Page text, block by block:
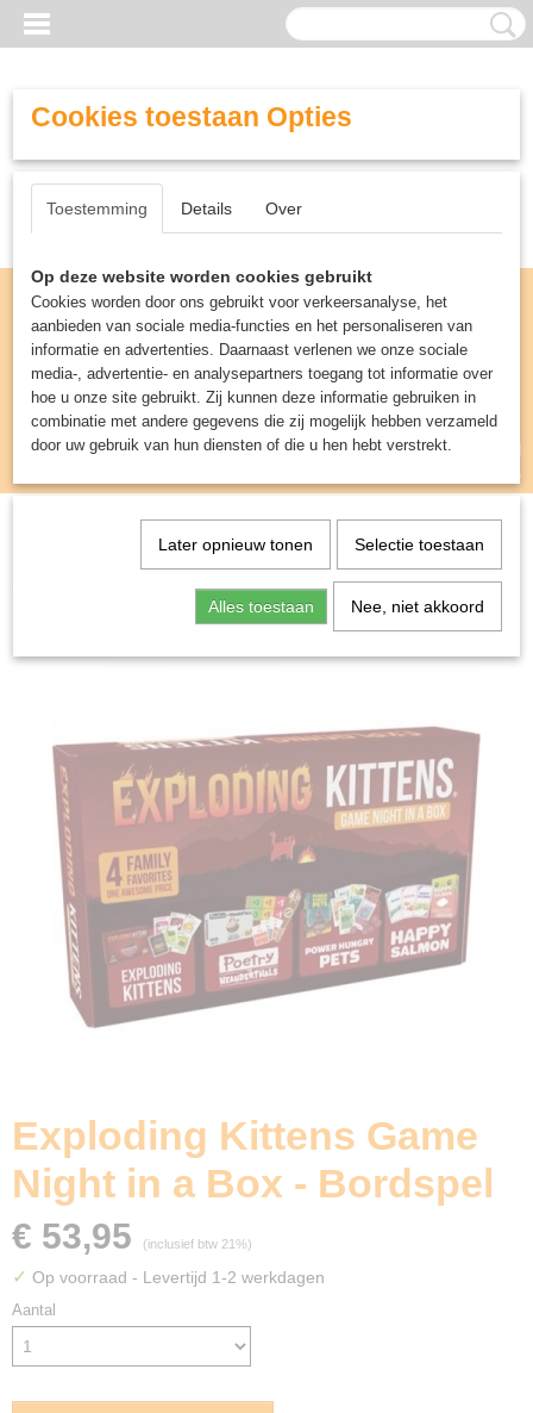
Inloggen Registreren
UW WINKELWAGEN
(0)
Spellen & Puzzels> Exploding Kittens Game
Night in a Box - Bordspel
Exploding Kittens Game
Night in a Box - Bordspel
€ 53,95 (inclusief btw 21%)
✓ Op voorraad - Levertijd 1-2 werkdagen
Aantal
Cookies toestaan Opties
Toestemming Details Over
Op deze website worden cookies gebruikt
Cookies worden door ons gebruikt voor verkeersanalyse, het
aanbieden van sociale media-functies en het personaliseren van
informatie en advertenties. Daarnaast verlenen we onze sociale
media-, advertentie- en analysepartners toegang tot informatie over
hoe u onze site gebruikt. Zij kunnen deze informatie gebruiken in
combinatie met andere gegevens die zij mogelijk hebben verzameld
door uw gebruik van hun diensten of die u hen hebt verstrekt.
Later opnieuw tonen Selectie toestaan
Alles toestaan Nee, niet akkoord